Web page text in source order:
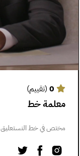
0 (تقييم)
معلمة خط
مختص في خط النستعليق